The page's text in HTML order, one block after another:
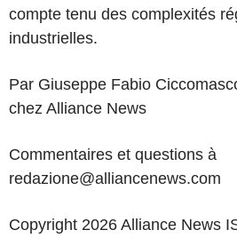
compte tenu des complexités
industrielles.
Par Giuseppe Fabio
chez Alliance News
Commentaires et questions à
redazione@alliancenews.com
Copyright 2026 Alliance News